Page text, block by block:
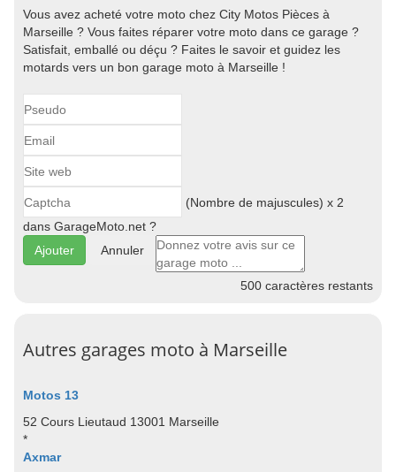
Vous avez acheté votre moto chez City Motos Pièces à
Marseille ? Vous faites réparer votre moto dans ce garage ?
Satisfait, emballé ou déçu ? Faites le savoir et guidez les
motards vers un bon garage moto à Marseille !
(Nombre de majuscules) x 2
dans GarageMoto.net ?
Annuler
500 caractères restants
Autres garages moto à Marseille
Motos 13
52 Cours Lieutaud 13001 Marseille
*
Axmar